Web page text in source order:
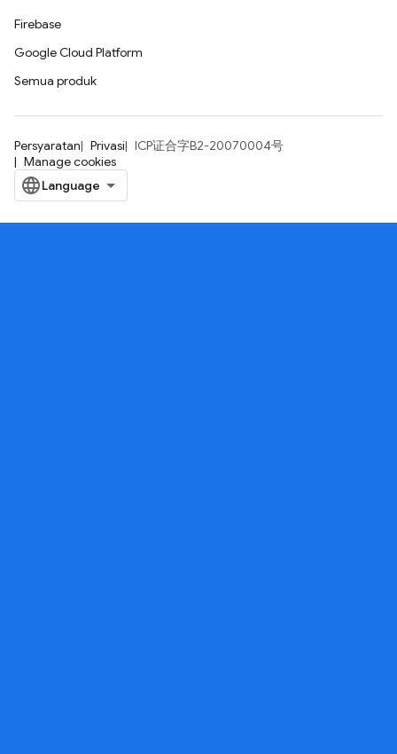
Firebase
Google Cloud Platform
Semua produk
Persyaratan Privasi
ICP证合字B2-20070004号
Manage cookies